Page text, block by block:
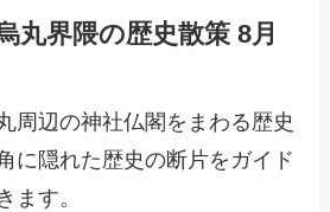
丸界隈の歴史散策 8月
周辺の神社仏閣をまわる歴史
に隠れた歴史の断片をガイド
ます。